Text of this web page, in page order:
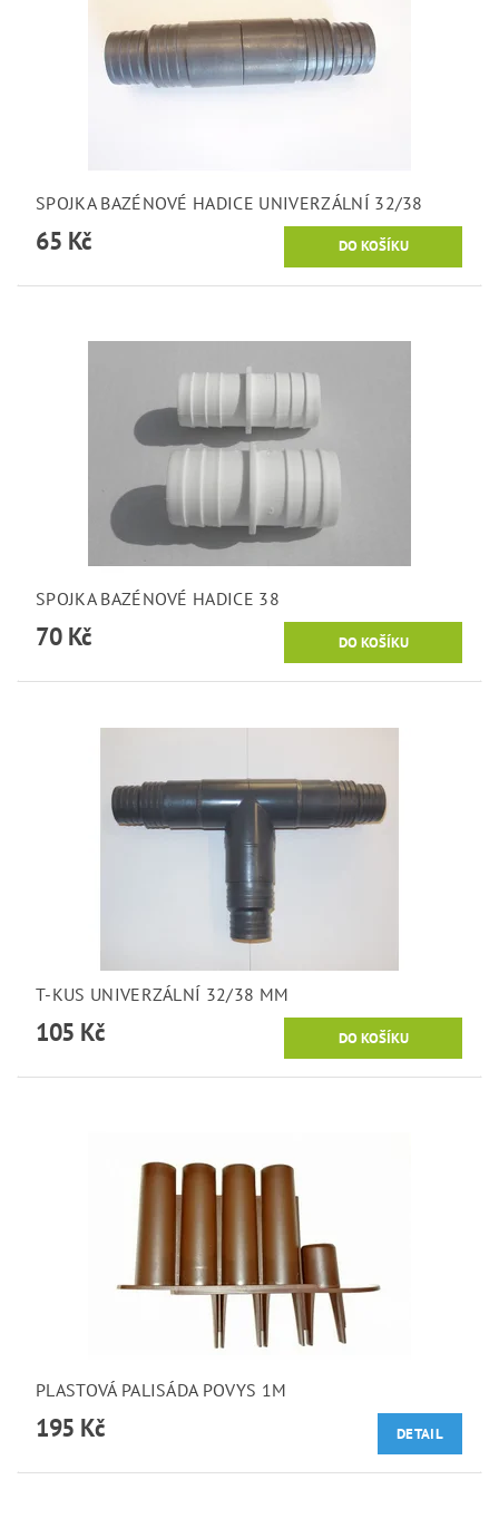
SPOJKA BAZÉNOVÉ HADICE UNIVERZÁLNÍ 32/38
65 Kč
SPOJKA BAZÉNOVÉ HADICE 38
70 Kč
T-KUS UNIVERZÁLNÍ 32/38 MM
105 Kč
PLASTOVÁ PALISÁDA POVYS 1M
195 Kč DETAIL